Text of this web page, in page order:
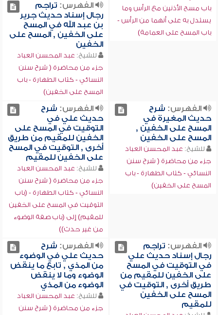
باب مسح الأذنين مع الرأس وما
يستدل به على أنهما من الرأس -
باب المسح على العمامة)
الفهرس: تراجم
رجال إسناد حديث جرير
بن عبد الله في المسح
على الخفين , المسح على
الخفين
للشيخ: عبد المحسن العباد
جزء من محاضرة ( شرح سنن
النسائي - كتاب الطهارة - باب
المسح على الخفين)
الفهرس: شرح
حديث المغيرة في
المسح على الخفين ,
المسح على الخفين
للشيخ: عبد المحسن العباد
جزء من محاضرة ( شرح سنن
النسائي - كتاب الطهارة - باب
المسح على الخفين)
الفهرس: شرح
حديث علي في
التوقيت في المسح على
الخفين للمقيم من طريق
أخرى , التوقيت في المسح
على الخفين للمقيم
للشيخ: عبد المحسن العباد
جزء من محاضرة ( شرح سنن
النسائي - كتاب الطهارة - (باب
التوقيت في المسح على الخفين
للمقيم) إلى (باب صفة الوضوء
من غير حدث))
الفهرس: تراجم
رجال إسناد حديث علي
في التوقيت في المسح
على الخفين للمقيم من
طريق أخرى , التوقيت في
المسح على الخفين
للمقيم
الفهرس: شرح
حديث علي في الوضوء
من المذي , تابع ما ينقض
الوضوء وما لا ينقض
الوضوء من المذي
للشيخ: عبد المحسن العباد
جزء من محاضرة ( شرح سنن